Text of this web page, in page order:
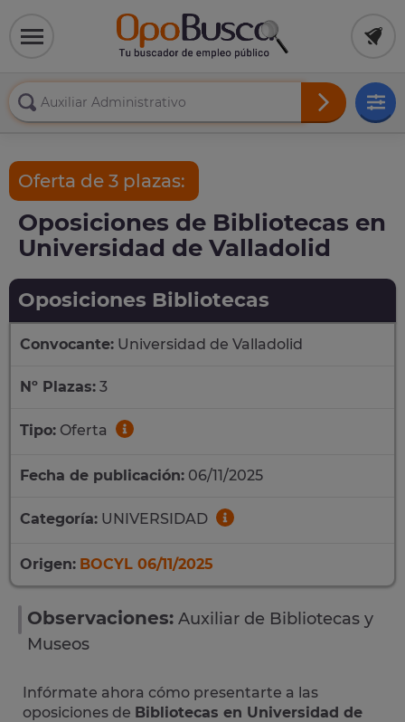
Oferta de 3 plazas:
Oposiciones de Bibliotecas en
Universidad de Valladolid
Oposiciones Bibliotecas
Convocante: Universidad de Valladolid
Nº Plazas: 3
Tipo: Oferta
Fecha de publicación: 06/11/2025
Categoría: UNIVERSIDAD
Origen: BOCYL 06/11/2025
Observaciones: Auxiliar de Bibliotecas y
Museos
Infórmate ahora cómo presentarte a las
oposiciones de Bibliotecas en Universidad de